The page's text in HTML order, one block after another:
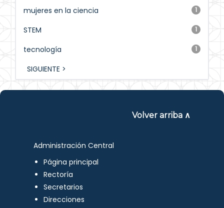
1
mujeres en la ciencia
1
STEM
1
tecnología
SIGUIENTE >
Volver arriba ∧
Administración Central
Página principal
Rectoría
Secretarios
Direcciones